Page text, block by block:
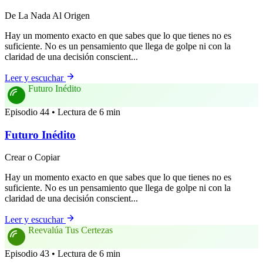
De La Nada Al Origen
Hay un momento exacto en que sabes que lo que tienes no es
suficiente. No es un pensamiento que llega de golpe ni con la
claridad de una decisión conscient...
Leer y escuchar
Futuro Inédito
Episodio 44 • Lectura de 6 min
Futuro Inédito
Crear o Copiar
Hay un momento exacto en que sabes que lo que tienes no es
suficiente. No es un pensamiento que llega de golpe ni con la
claridad de una decisión conscient...
Leer y escuchar
Reevalúa Tus Certezas
Episodio 43 • Lectura de 6 min